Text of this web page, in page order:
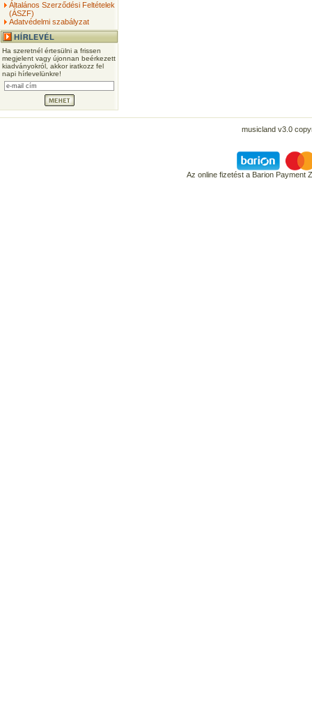
Általános Szerződési Feltételek
(ÁSZF)
Adatvédelmi szabályzat
Ha szeretnél értesülni a frissen
megjelent vagy újonnan beérkezett
kiadványokról, akkor iratkozz fel
napi hírlevelünkre!
musicland v3.0
Az online fizetést a Barion Payment